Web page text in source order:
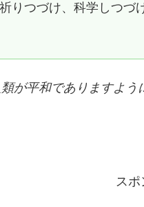
りつづけ、科学しつづ
が平和でありますよう
ス